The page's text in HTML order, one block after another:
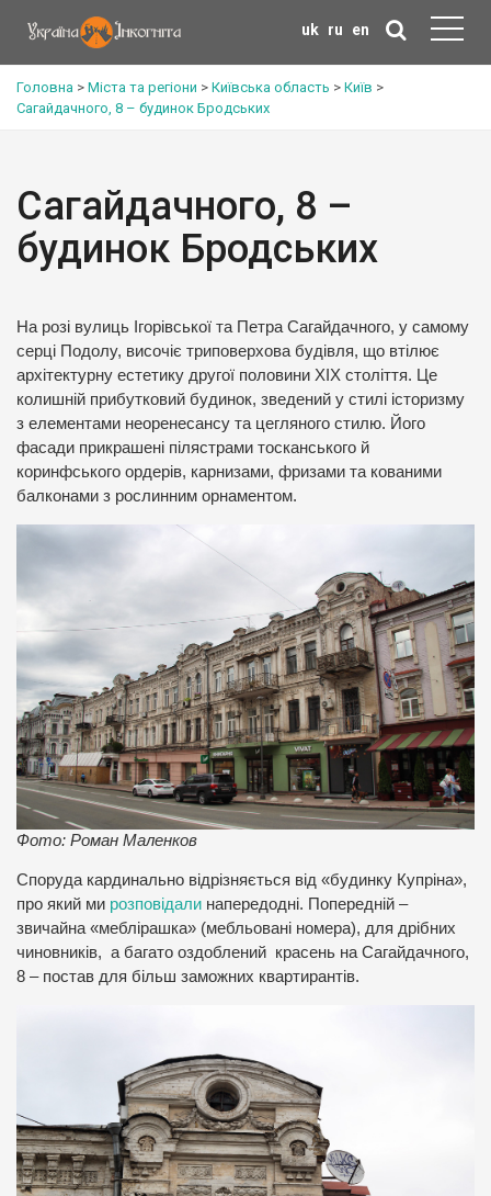
uk ru en
Головна > Міста та регіони > Київська область > Київ >
Сагайдачного, 8 – будинок Бродських
Сагайдачного, 8 –
будинок Бродських
На розі вулиць Ігорівської та Петра Сагайдачного, у самому
серці Подолу, височіє триповерхова будівля, що втілює
архітектурну естетику другої половини XIX століття. Це
колишній прибутковий будинок, зведений у стилі історизму
з елементами неоренесансу та цегляного стилю. Його
фасади прикрашені пілястрами тосканського й
коринфського ордерів, карнизами, фризами та кованими
балконами з рослинним орнаментом.
Фото: Роман Маленков
Споруда кардинально відрізняється від «будинку Купріна»,
про який ми розповідали напередодні. Попередній –
звичайна «меблірашка» (мебльовані номера), для дрібних
чиновників, а багато оздоблений красень на Сагайдачного,
8 – постав для більш заможних квартирантів.